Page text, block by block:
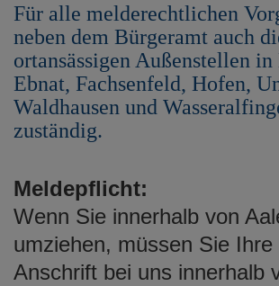
Für alle melderechtlichen
neben dem Bürgeramt auch
ortansässigen Außenstellen in
Ebnat, Fachsenfeld, Hofen,
Waldhausen und
zuständig.
Meldepflicht:
Wenn Sie innerhalb von
umziehen, müssen Sie Ihre
Anschrift bei uns innerhalb